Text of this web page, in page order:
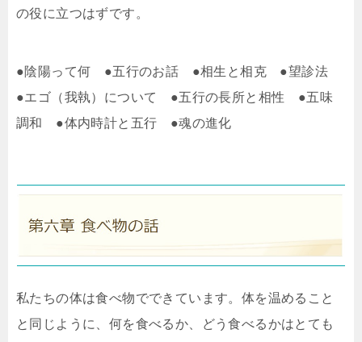
の役に立つはずです。
●陰陽って何 ●五行のお話 ●相生と相克 ●望診法
●エゴ（我執）について ●五行の長所と相性 ●五味
調和 ●体内時計と五行 ●魂の進化
私たちの体は食べ物でできています。体を温めること
と同じように、何を食べるか、どう食べるかはとても